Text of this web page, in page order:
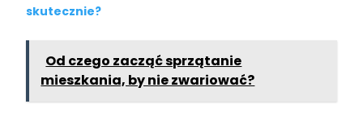
skutecznie?
Od czego zacząć sprzątanie
mieszkania, by nie zwariować?